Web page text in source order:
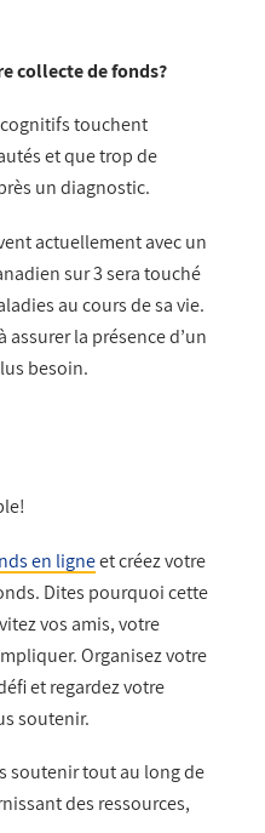
collecte de fonds?
touchent
et que trop de
un diagnostic.
actuellement avec un
sur 3 sera touché
au cours de sa vie.
la présence d’un
besoin.
en ligneet créez votre
Dites pourquoi cette
vos amis, votre
Organisez votre
et regardez votre
soutenir.
soutenir tout au long de
des ressources,